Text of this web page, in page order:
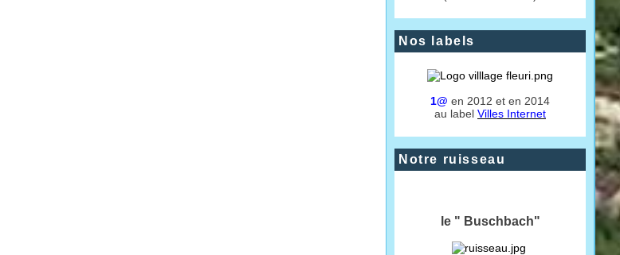
Nos labels
1@ en 2012 et en 2014
au label Villes Internet
Notre ruisseau
le " Buschbach"